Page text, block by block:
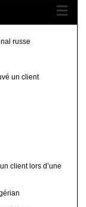
russe
un client
client lors d’une